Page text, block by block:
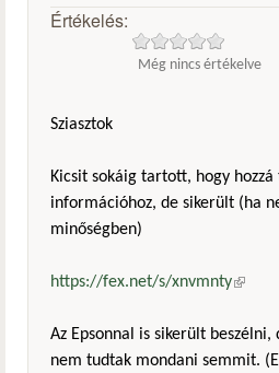
Értékelés:
Még nincs értékelve
Sziasztok
Kicsit sokáig tartott, hogy
információhoz, de sikerült (ha
minőségben)
https://fex.net/s/xnvmnty(külső
Az Epsonnal is sikerült
nem tudtak mondani semmit.